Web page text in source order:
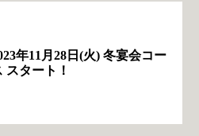
年11月28日(火) 冬宴会コー
スタート！